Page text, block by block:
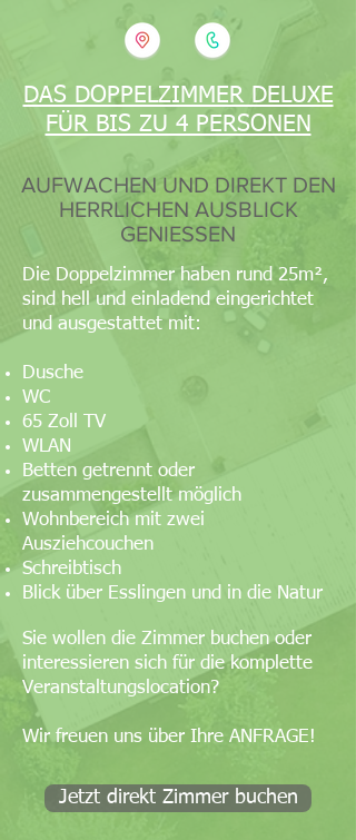
DAS DOPPELZIMMER DELUXE
FÜR BIS ZU 4 PERSONEN
AUFWACHEN UND DIREKT DEN
HERRLICHEN AUSBLICK
GENIESSEN
Die Doppelzimmer haben rund 25m²,
sind hell und einladend eingerichtet
und ausgestattet mit:
Dusche
WC
65 Zoll TV
WLAN
Betten getrennt oder
zusammengestellt möglich
Wohnbereich mit zwei
Ausziehcouchen
Schreibtisch
Blick über Esslingen und in die Natur
Sie wollen die Zimmer buchen oder
interessieren sich für die komplette
Veranstaltungslocation?
Wir freuen uns über Ihre ANFRAGE!
Jetzt direkt Zimmer buchen